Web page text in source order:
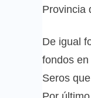
Provincia
De igual
fondos
Seros